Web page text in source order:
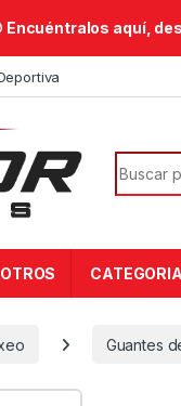
Encuéntralos aquí,
Search
Guantes